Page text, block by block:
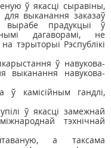
ў якасці сыравіны,
выканання заказаў
вырабе прадукцыі ў
дагаворамі, не
тэрыторыі Рэспублікі
ў навукова-
выканання навукова-
ў камісійным гандлі,
ў якасці замежнай
тэхнічнай
а таксама